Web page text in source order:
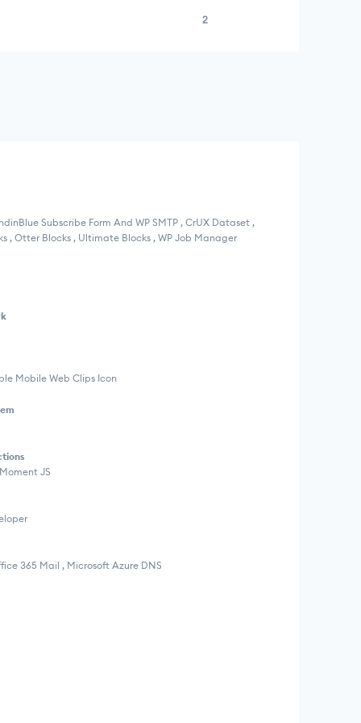
2
Subscribe Form And WP SMTP , CrUX Dataset ,
, Otter Blocks , Ultimate Blocks , WP Job Manager
Mobile Web Clips Icon
JS
365 Mail , Microsoft Azure DNS